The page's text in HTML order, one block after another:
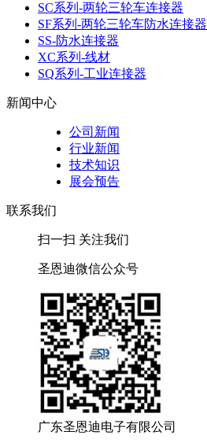
SC系列-两轮三轮车连接器
SF系列-两轮三轮车防水连接器
SS-防水连接器
XC系列-线材
SQ系列-工业连接器
新闻中心
公司新闻
行业新闻
技术知识
展会预告
联系我们
扫一扫 关注我们
圣恩迪微信公众号
广东圣恩迪电子有限公司